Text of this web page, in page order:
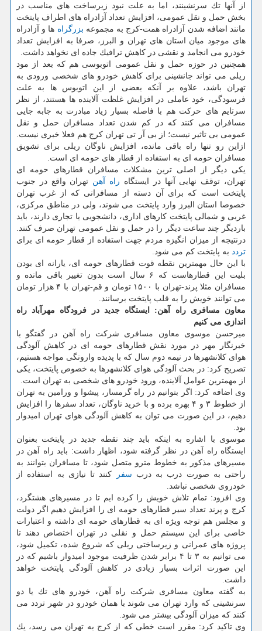
از آنها تك سرنشینند، اما به علت نبود زیرساخت های مناسب در
بخش حمل و نقل عمومی، افزایش تعداد آزادراه های اطراف پایتخت
مانند اضافه شدن آزادراه همت-كرج به مجموعه بزرگراه ها و آزادراه
های موجود میان استان های تهران و البرز، صرفا به افزایش تعداد
خودرو می انجامد و نقشی در كاهش ترافیك جاده ای نخواهد داشت.
همچنین در حوزه حمل و نقل عمومی اتوبوسی هم كه بعد از مود
ریلی می تواند جانشینی برای كاهش خودرو های شخصی ورودی به
تهران باشد، علاوه بر آنكه بعضی از این اتوبوس ها به علت
فرسودگی، خود عاملی در افزایش غلظت آلاینده ها هستند، از نظر
سرتایم های حركت هم با فاصله بسیار زیاد مبادرت به جابه جایی
مسافران می كنند كه در كم شدن تعداد مسافران حمل و نقل
عمومی بی تاثیر نیست؛ از بی آر تی تهران كرج هم فعلا خبری نیست.
ازاین رو تنها راه باقی مانده، افزایش ناوگان ریلی برای تشویق
مسافران حومه ای به استفاده از قطار های حومه ای است.
یكی دیگر از اصلی ترین مشكلات مسافران قطارهای حومه ای
تهران، توقف نهایی آنها در ایستگاه راه آهن تهران واقع در جنوب
پایتخت است كه برای آن دسته از مسافرانی كه از غرب تهران
خصوصا استان البرز وارد پایتخت می شوند، ولی در مناطق مركزی،
غربی و شمالی پایتخت كارهای اداری، دانشجویی یا تجاری دارند، باید
باردیگر چند ساعت دیگر را در حمل و نقل عمومی تهران صرف كنند.
درنتیجه از میزان انگیزه مردم جهت استفاده از قطار حومه ای برای
تردد به پایتخت كم می شود.
با این حال مهمترین نقطه قوت قطارهای حومه ای، یارانه ای بودن
بلیت این قطارهاست كه ۶ سال است بدون تغییر باقی مانده و
مسافران مثلا پرند-تهران با ۱۵۰۰ تومان و قم-تهران با ۴ هزار تومان
می توانند خویش را به قلب پایتخت برسانند.
معاون مسافری راه آهن: ایستگاه جدید در فرودگاه مهرآباد راه
اندازی می كنیم
میرحسن موسوی معاون مسافری شركت راه آهن در گفتگو با
خبرنگار مهر در مورد نقش قطارهای حومه ای در كاهش آلودگی
هوای كلانشهرها در نیمه دوم سال كه با پدیده وارونگی مواجه هستیم،
تصریح كرد: در بحث آلودگی هوای كلانشهرها به خصوص پایتخت، یكی
از مهمترین عوامل آلاینده، ورود خودرو های شخصی به تهران است.
وی اضافه كرد: اگر بتوانیم در راه گرمسار، پیشوا و ورامین به تهران
از خطوط ۳ و ۴ بهره برده و با خرید ناوگان، تعداد سفرها را افزایش
دهیم، در این صورت می توان به كاهش آلودگی هوای تهران امیدوار
بود.
موسوی با اشاره به اینكه باید چند نقطه جدید در پایتخت بعنوان
ایستگاه راه آهن در نظر گرفته شود، اظهار داشت: باید راه آهن در
مسیرهای مذكور به خطوط مترو متصل شود، تا مسافران بتوانند به
راحتی به صورت درب به درب سفر
كنند تا نیازی به استفاده از
خودروی شخصی نباشد.
وی افزود: تمام تلاش خویش را كرده ایم تا در مسیرهای هشتگرد،
كرج و پرند تعداد سیر قطارهای حومه ای را افزایش دهیم اگر دولت
و مجلس هم توجه ویژه ای به قطارهای حومه ای داشته و اعتبارات
خاصی برای این سیستم حمل و نقلی در تهران اختصاص دهند تا
پروژه های عمرانی و زیرساختی ریلی كه شروع شده، تكمیل شود،
می توانیم به ۳ تا ۴ برابر شدن ظرفیت موجود امیدوار باشیم كه در
این صورت اثرات بسیار زیادی در كاهش آلودگی پایتخت خواهد
داشت.
به گفته معاون مسافری شركت راه آهن، خودرو های تك یا دو
سرنشینی كه وارد تهران می شوند با همان خودرو در شهر تردد می
كنند كه میزان آلودگی بیشتر می شود.
وی تاكید كرد: مقرر است خطی كه از كرج به تهران می رسد، یك